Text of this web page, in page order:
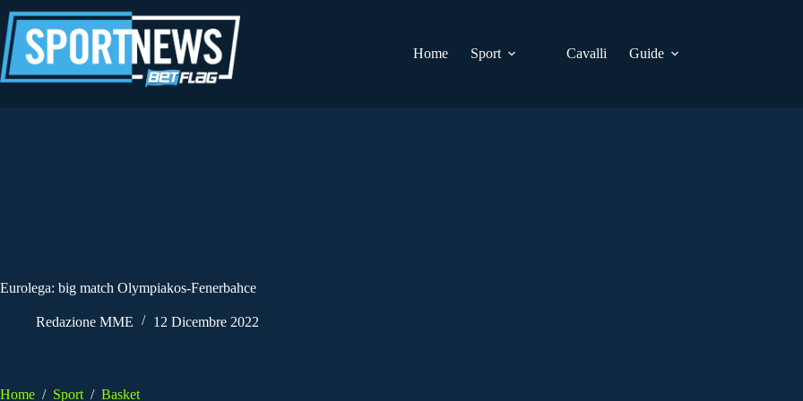
al
contenuto
Home
Sport Cavalli Guide
Eurolega: big match Olympiakos-Fenerbahce
Redazione MME 12 Dicembre 2022
Home / Sport / Basket